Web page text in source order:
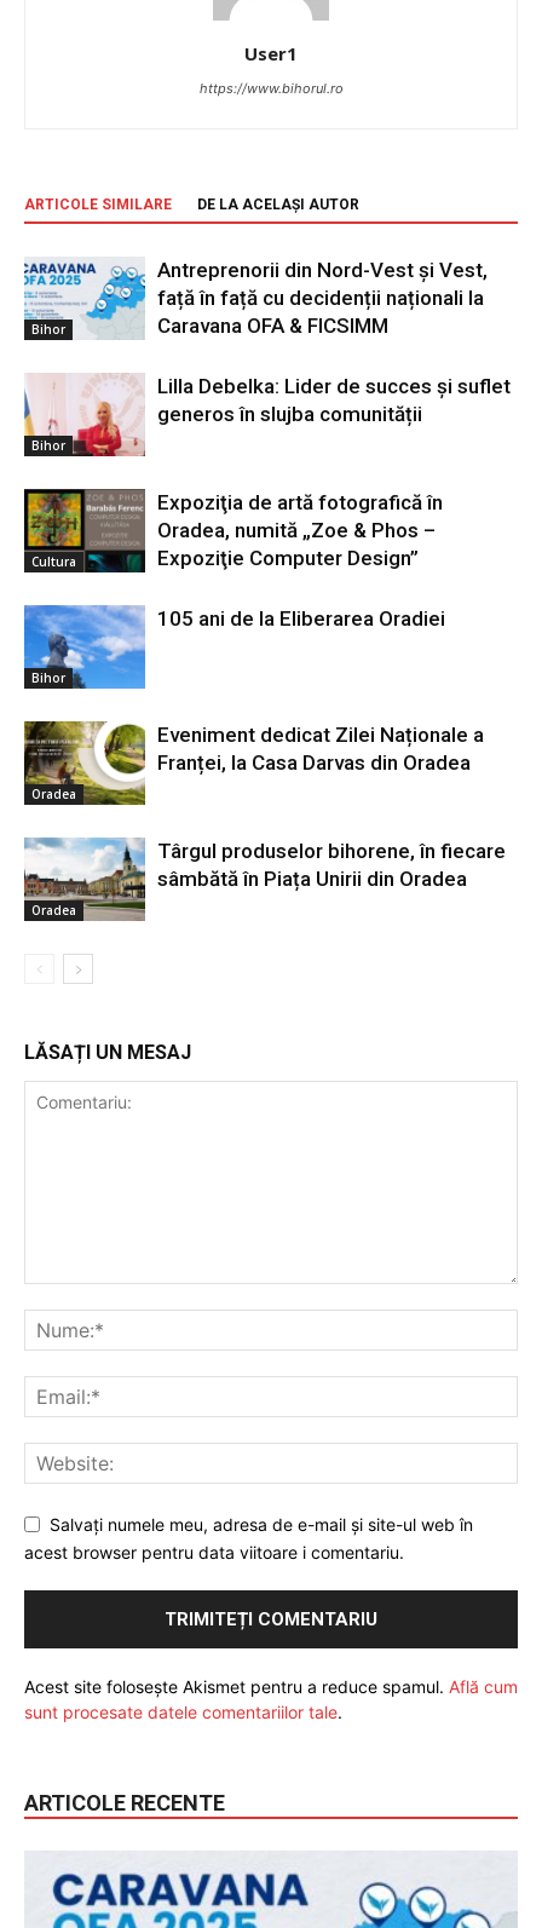
User1
https://www.bihorul.ro
ARTICOLE SIMILARE DE LA ACELAȘI AUTOR
Bihor
Antreprenorii din Nord-Vest și Vest,
față în față cu decidenții naționali la
Caravana OFA & FICSIMM
Bihor
Lilla Debelka: Lider de succes și suflet
generos în slujba comunității
Cultura
Expoziţia de artă fotografică în
Oradea, numită „Zoe & Phos –
Expoziţie Computer Design”
Bihor
105 ani de la Eliberarea Oradiei
Oradea
Eveniment dedicat Zilei Naționale a
Franței, la Casa Darvas din Oradea
Oradea
Târgul produselor bihorene, în fiecare
sâmbătă în Piața Unirii din Oradea
LĂSAȚI UN MESAJ
Salvați numele meu, adresa de e-mail și site-ul web în
acest browser pentru data viitoare i comentariu.
Acest site folosește Akismet pentru a reduce spamul. Află cum
sunt procesate datele comentariilor tale.
ARTICOLE RECENTE